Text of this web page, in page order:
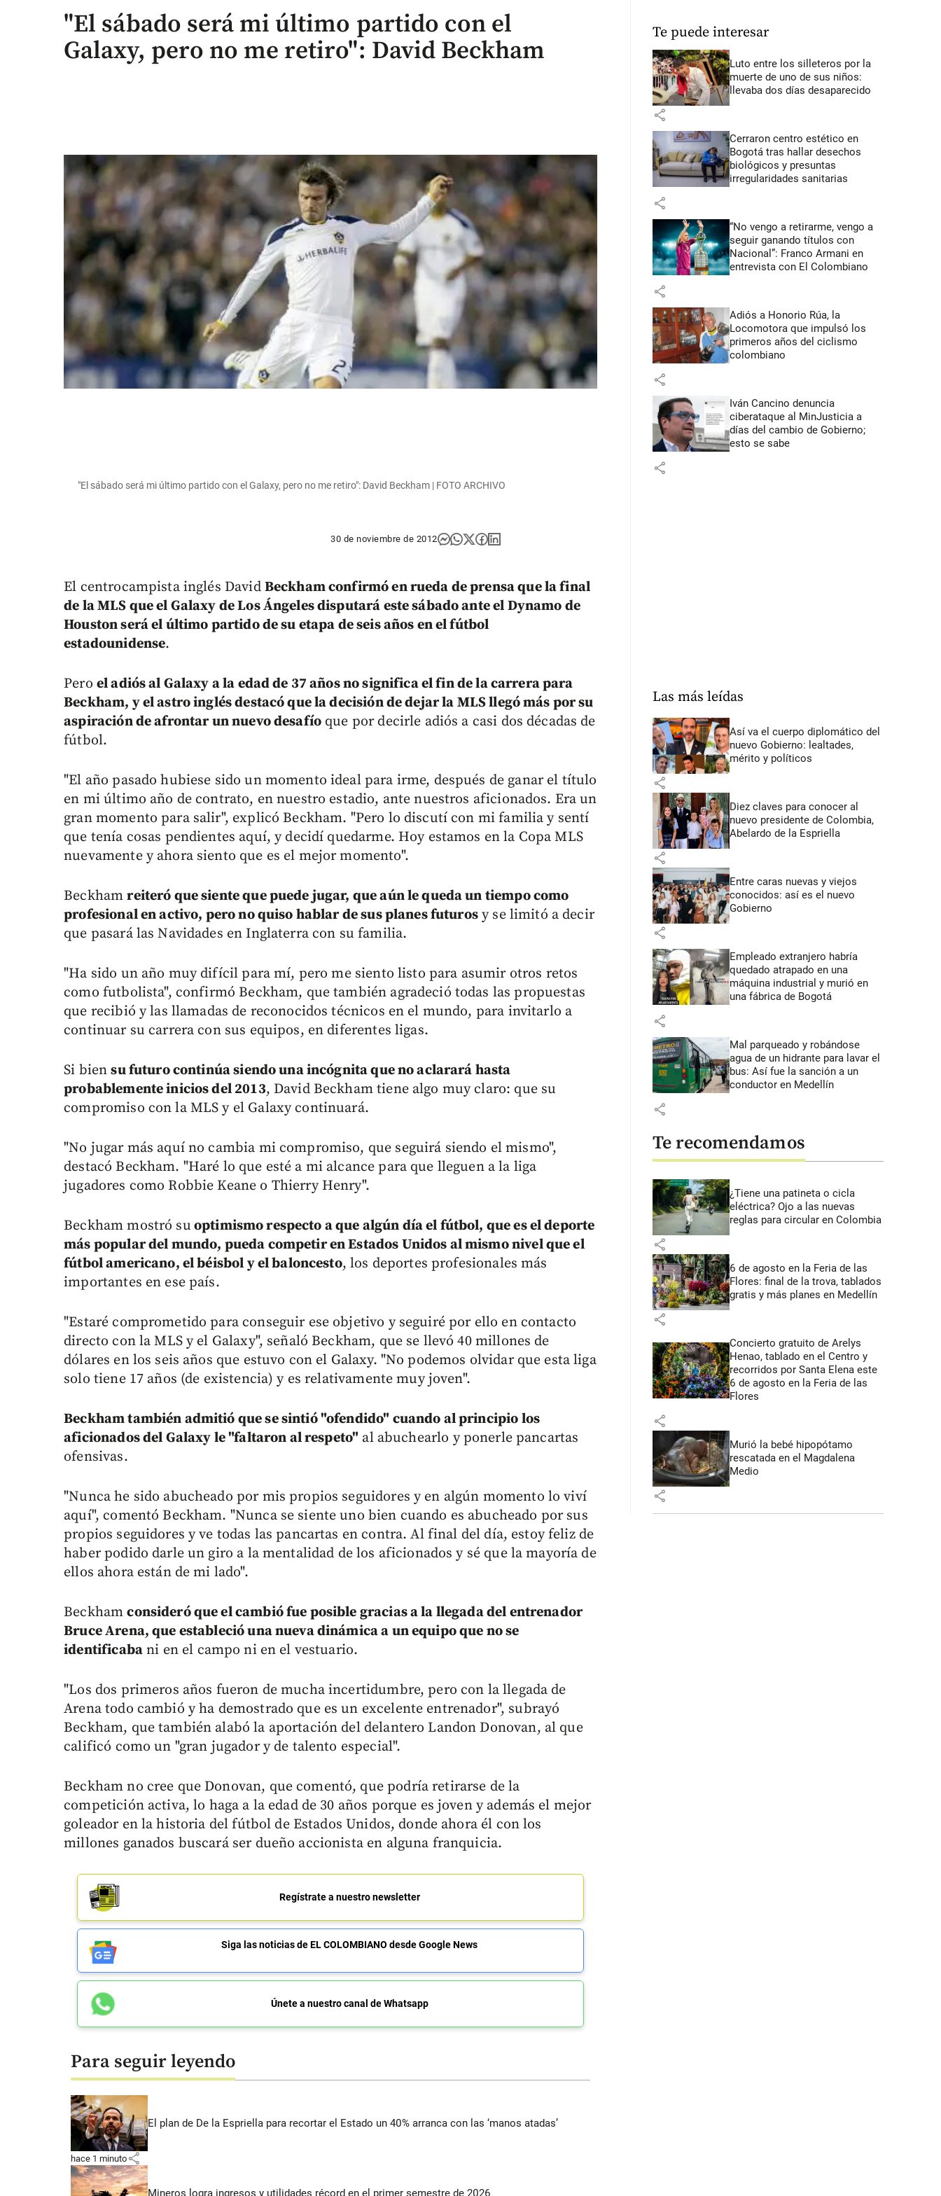
"El sábado será mi último partido con el
Galaxy, pero no me retiro": David Beckham
"El sábado será mi último partido con el Galaxy, pero no me retiro": David Beckham | FOTO ARCHIVO
30 de noviembre de 2012
El centrocampista inglés David Beckham confirmó en rueda de prensa que la final
de la MLS que el Galaxy de Los Ángeles disputará este sábado ante el Dynamo de
Houston será el último partido de su etapa de seis años en el fútbol
estadounidense.
Pero el adiós al Galaxy a la edad de 37 años no significa el fin de la carrera para
Beckham, y el astro inglés destacó que la decisión de dejar la MLS llegó más por su
aspiración de afrontar un nuevo desafío que por decirle adiós a casi dos décadas de
fútbol.
"El año pasado hubiese sido un momento ideal para irme, después de ganar el título
en mi último año de contrato, en nuestro estadio, ante nuestros aficionados. Era un
gran momento para salir", explicó Beckham. "Pero lo discutí con mi familia y sentí
que tenía cosas pendientes aquí, y decidí quedarme. Hoy estamos en la Copa MLS
nuevamente y ahora siento que es el mejor momento".
Beckhamreiteró que siente que puede jugar, que aún le queda un tiempo como
profesional en activo, pero no quiso hablar de sus planes futurosy se limitó a decir
que pasará las Navidades en Inglaterra con su familia.
"Ha sido un año muy difícil para mí, pero me siento listo para asumir otros retos
como futbolista", confirmó Beckham, que también agradeció todas las propuestas
que recibió y las llamadas de reconocidos técnicos en el mundo, para invitarlo a
continuar su carrera con sus equipos, en diferentes ligas.
Si biensu futuro continúa siendo una incógnita que no aclarará hasta
probablemente inicios del 2013, David Beckham tiene algo muy claro: que su
compromiso con la MLS y el Galaxy continuará.
"No jugar más aquí no cambia mi compromiso, que seguirá siendo el mismo",
destacó Beckham. "Haré lo que esté a mi alcance para que lleguen a la liga
jugadores como Robbie Keane o Thierry Henry".
Beckham mostró su optimismo respecto a que algún día el fútbol, que es el deporte
más popular del mundo, pueda competir en Estados Unidos al mismo nivel que el
fútbol americano, el béisbol y el baloncesto, los deportes profesionales más
importantes en ese país.
"Estaré comprometido para conseguir ese objetivo y seguiré por ello en contacto
directo con la MLS y el Galaxy", señaló Beckham, que se llevó 40 millones de
dólares en los seis años que estuvo con el Galaxy. "No podemos olvidar que esta liga
solo tiene 17 años (de existencia) y es relativamente muy joven".
Beckham también admitió que se sintió "ofendido" cuando al principio los
aficionados del Galaxy le "faltaron al respeto" al abuchearlo y ponerle pancartas
ofensivas.
"Nunca he sido abucheado por mis propios seguidores y en algún momento lo viví
aquí", comentó Beckham. "Nunca se siente uno bien cuando es abucheado por sus
propios seguidores y ve todas las pancartas en contra. Al final del día, estoy feliz de
haber podido darle un giro a la mentalidad de los aficionados y sé que la mayoría de
ellos ahora están de mi lado".
Beckhamconsideró que el cambió fue posible gracias a la llegada del entrenador
Bruce Arena, que estableció una nueva dinámica a un equipo que no se
identificaba ni en el campo ni en el vestuario.
"Los dos primeros años fueron de mucha incertidumbre, pero con la llegada de
Arena todo cambió y ha demostrado que es un excelente entrenador", subrayó
Beckham, que también alabó la aportación del delantero Landon Donovan, al que
calificó como un "gran jugador y de talento especial".
Beckham no cree que Donovan, que comentó, que podría retirarse de la
competición activa, lo haga a la edad de 30 años porque es joven y además el mejor
goleador en la historia del fútbol de Estados Unidos, donde ahora él con los
millones ganados buscará ser dueño accionista en alguna franquicia.
Regístrate a nuestro newsletter
Siga las noticias de EL COLOMBIANO desde Google News
Únete a nuestro canal de Whatsapp
Para seguir leyendo
El plan de De la Espriella para recortar el Estado un 40% arranca con las ‘manos atadas’
hace 1 minuto share
Mineros logra ingresos y utilidades récord en el primer semestre de 2026
Te puede interesar
Luto entre los silleteros por la
muerte de uno de sus niños:
llevaba dos días desaparecido
share
Cerraron centro estético en
Bogotá tras hallar desechos
biológicos y presuntas
irregularidades sanitarias
share
“No vengo a retirarme, vengo a
seguir ganando títulos con
Nacional”: Franco Armani en
entrevista con El Colombiano
share
Adiós a Honorio Rúa, la
Locomotora que impulsó los
primeros años del ciclismo
colombiano
share
Iván Cancino denuncia
ciberataque al MinJusticia a
días del cambio de Gobierno;
esto se sabe
share
Las más leídas
Así va el cuerpo diplomático del
nuevo Gobierno: lealtades,
mérito y políticos
share
Diez claves para conocer al
nuevo presidente de Colombia,
Abelardo de la Espriella
share
Entre caras nuevas y viejos
conocidos: así es el nuevo
Gobierno
share
Empleado extranjero habría
quedado atrapado en una
máquina industrial y murió en
una fábrica de Bogotá
share
Mal parqueado y robándose
agua de un hidrante para lavar el
bus: Así fue la sanción a un
conductor en Medellín
share
Te recomendamos
¿Tiene una patineta o cicla
eléctrica? Ojo a las nuevas
reglas para circular en Colombia
share
6 de agosto en la Feria de las
Flores: final de la trova, tablados
gratis y más planes en Medellín
share
Concierto gratuito de Arelys
Henao, tablado en el Centro y
recorridos por Santa Elena este
6 de agosto en la Feria de las
Flores
share
Murió la bebé hipopótamo
rescatada en el Magdalena
Medio
share